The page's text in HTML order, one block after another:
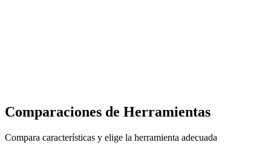
Comparaciones de Herramientas
Compara características y elige la herramienta adecuada